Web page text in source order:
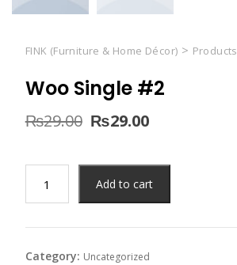
FINK (Furniture & Home Décor) > Products
Woo Single #2
₨29.00 Original
₨29.00.
₨29.00
₨29.00.
Single
quantity
Add to cart
Category: Uncategorized